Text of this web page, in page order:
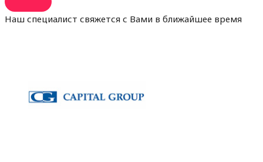
Наш специалист свяжется с Вами в ближайшее время